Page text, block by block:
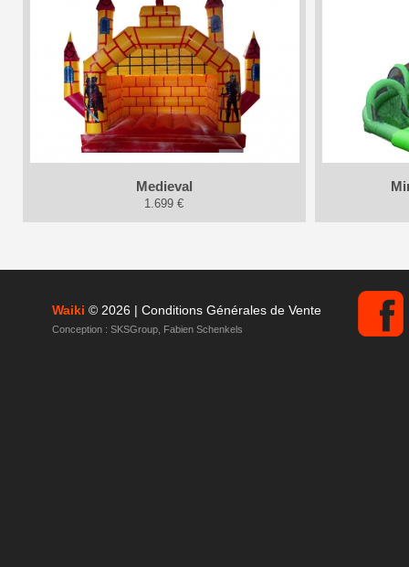
Medieval
1.699 €
Waiki © 2026 | Conditions Générales de Vente
Conception : SKSGroup Fabien Schenkels